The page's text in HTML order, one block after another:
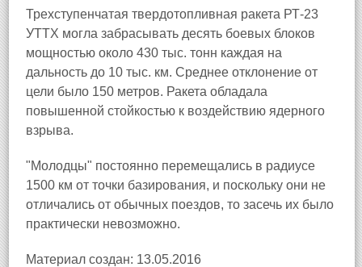
Трехступенчатая твердотопливная ракета РТ-23
УТТХ могла забрасывать десять боевых блоков
мощностью около 430 тыс. тонн каждая на
дальность до 10 тыс. км. Среднее отклонение от
цели было 150 метров. Ракета обладала
повышенной стойкостью к воздействию ядерного
взрыва.
"Молодцы" постоянно перемещались в радиусе
1500 км от точки базирования, и поскольку они не
отличались от обычных поездов, то засечь их было
практически невозможно.
Материал создан: 13.05.2016